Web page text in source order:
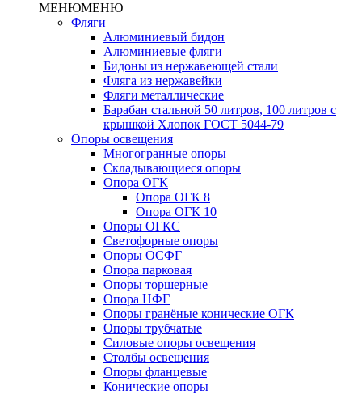
МЕНЮМЕНЮ
Фляги
Алюминиевый бидон
Алюминиевые фляги
Бидоны из нержавеющей стали
Фляга из нержавейки
Фляги металлические
Барабан стальной 50 литров, 100 литров с
крышкой Хлопок ГОСТ 5044-79
Опоры освещения
Многогранные опоры
Складывающиеся опоры
Опора ОГК
Опора ОГК 8
Опора ОГК 10
Опоры ОГКС
Светофорные опоры
Опоры ОСФГ
Опора парковая
Опоры торшерные
Опора НФГ
Опоры гранёные конические ОГК
Опоры трубчатые
Силовые опоры освещения
Столбы освещения
Опоры фланцевые
Конические опоры